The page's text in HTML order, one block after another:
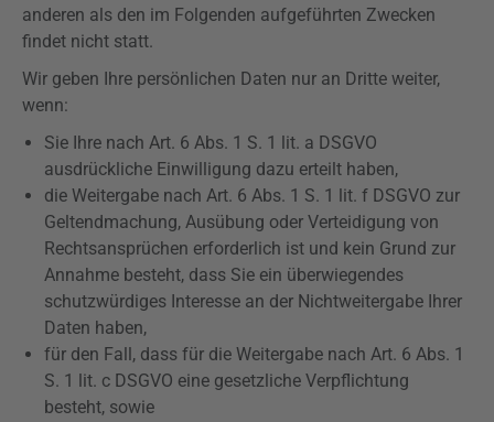
anderen als den im Folgenden aufgeführten Zwecken
findet nicht statt.
Wir geben Ihre persönlichen Daten nur an Dritte weiter,
wenn:
Sie Ihre nach Art. 6 Abs. 1 S. 1 lit. a DSGVO
ausdrückliche Einwilligung dazu erteilt haben,
die Weitergabe nach Art. 6 Abs. 1 S. 1 lit. f DSGVO zur
Geltendmachung, Ausübung oder Verteidigung von
Rechtsansprüchen erforderlich ist und kein Grund zur
Annahme besteht, dass Sie ein überwiegendes
schutzwürdiges Interesse an der Nichtweitergabe Ihrer
Daten haben,
für den Fall, dass für die Weitergabe nach Art. 6 Abs. 1
S. 1 lit. c DSGVO eine gesetzliche Verpflichtung
besteht, sowie